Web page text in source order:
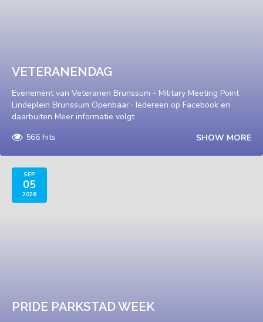
VETERANENDAG
Evenement van Veteranen Brunssum - Military Meeting Point
Lindeplein Brunssum Openbaar · Iedereen op Facebook en
daarbuiten Meer informatie volgt
566 hits
SHOW MORE
SEP
05
2026
PRIDE PARKSTAD WEEK